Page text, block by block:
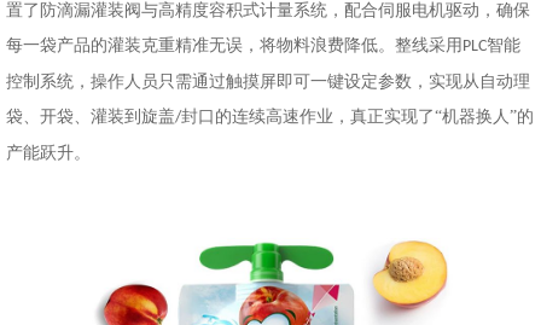
置了防滴漏灌装阀与高精度容积式计量系统，配合伺服电机驱动，确保
每一袋产品的灌装克重精准无误，将物料浪费降低。整线采用 PLC智能
控制系统，操作人员只需通过触摸屏即可一键设定参数，实现从自动理
袋、开袋、灌装到旋盖/封口的连续高速作业，真正实现了“机器换人”的
产能跃升。